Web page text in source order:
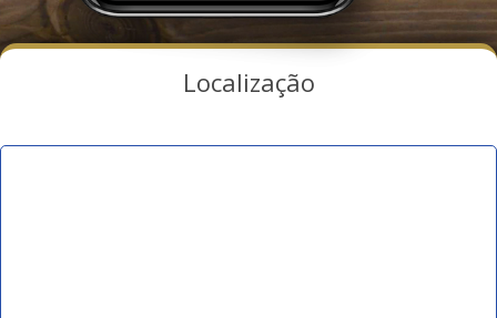
Localização